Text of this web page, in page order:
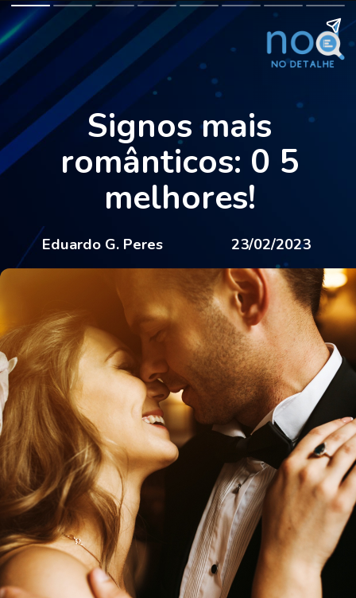
Signos mais
românticos: 0 5
melhores!
Eduardo G. Peres 23/02/2023